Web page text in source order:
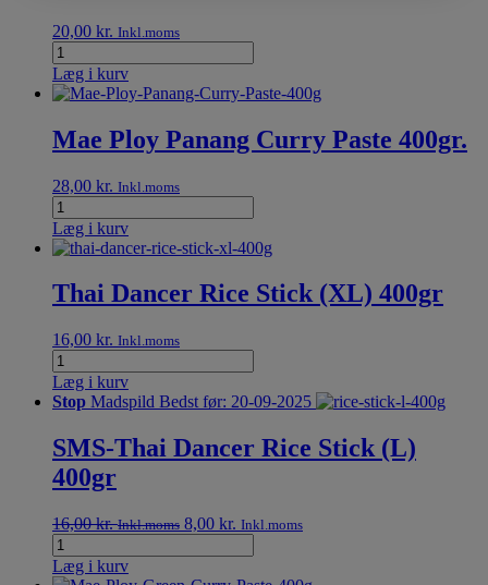
20,00 kr. Inkl.moms
Læg i kurv
Mae Ploy Panang Curry Paste 400gr.
28,00 kr. Inkl.moms
Læg i kurv
Thai Dancer Rice Stick (XL) 400gr
16,00 kr. Inkl.moms
Læg i kurv
Stop Madspild Bedst før: 20-09-2025
SMS-Thai Dancer Rice Stick (L)
400gr
16,00kr. Inkl.moms 8,00 kr. Inkl.moms
Læg i kurv